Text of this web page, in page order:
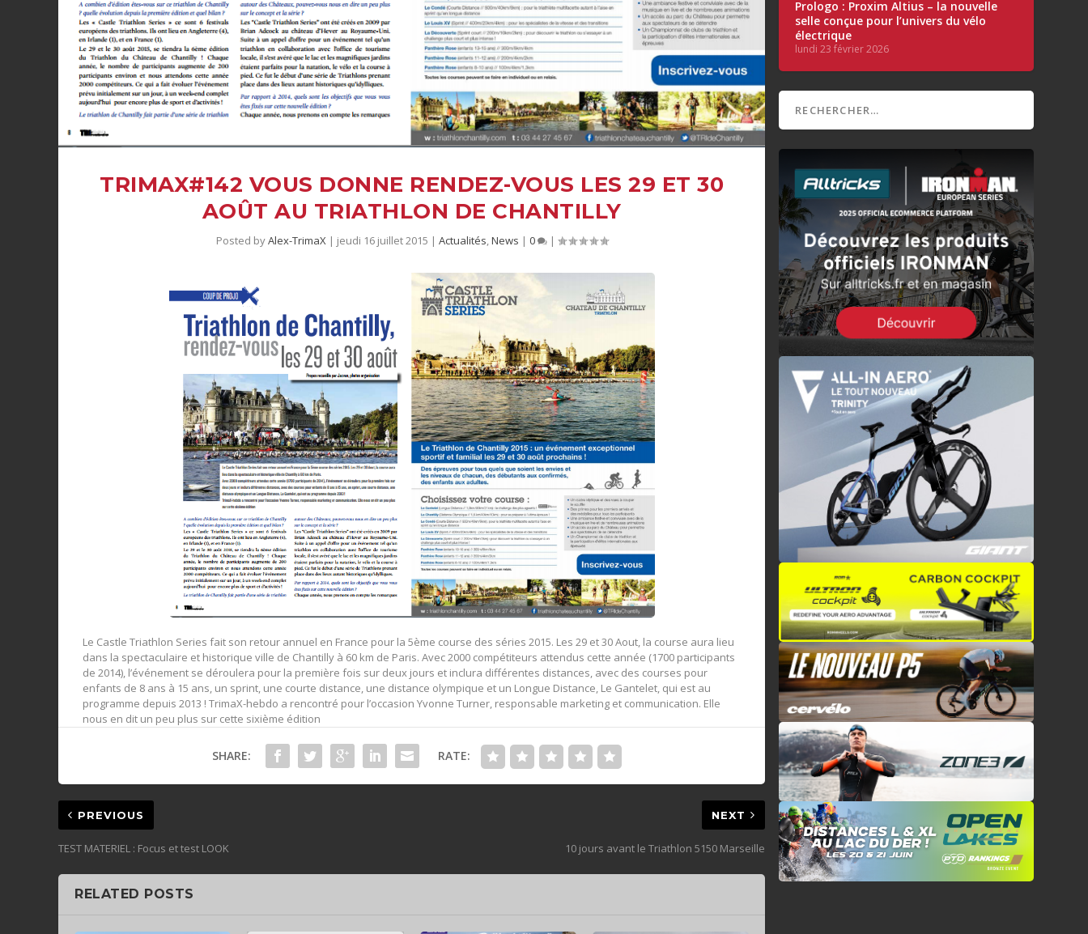
TRIMAX#142 VOUS DONNE RENDEZ-VOUS LES 29 ET 30
AOÛT AU TRIATHLON DE CHANTILLY
Posted byAlex-TrimaX| jeudi 16 juillet 2015 | Actualités,News | 0 |
Le Castle Triathlon Series fait son retour annuel en France pour la 5ème course des séries 2015. Les 29 et 30 Aout, la course aura lieu
dans la spectaculaire et historique ville de Chantilly à 60 km de Paris. Avec 2000 compétiteurs attendus cette année (1700 participants
de 2014), l’événement se déroulera pour la première fois sur deux jours et inclura différentes distances, avec des courses pour
enfants de 8 ans à 15 ans, un sprint, une courte distance, une distance olympique et un Longue Distance, Le Gantelet, qui est au
programme depuis 2013 ! TrimaX-hebdo a rencontré pour l’occasion Yvonne Turner, responsable marketing et communication. Elle
nous en dit un peu plus sur cette sixième édition
SHARE: RATE:
PREVIOUS
TEST MATERIEL : Focus et test LOOK
NEXT
10 jours avant le Triathlon 5150 Marseille
RELATED POSTS
Prologo : Proxim Altius – la nouvelle
selle conçue pour l’univers du vélo
électrique
lundi 23 février 2026